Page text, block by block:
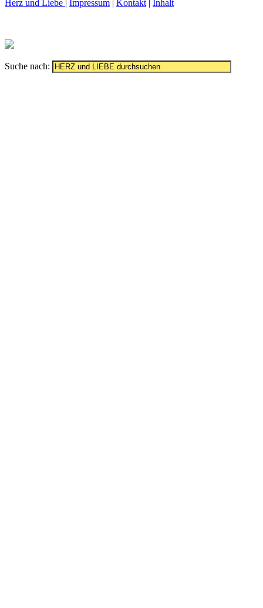
Herz und Liebe | Impressum | Kontakt | Inhalt
Suche nach: